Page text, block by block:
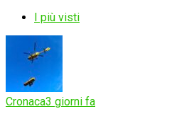
I più visti
Cronaca3 giorni fa